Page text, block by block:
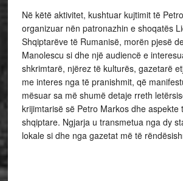
Në këtë aktivitet, kushtuar kujtimit të
organizuar nën patronazhin e shoqatës
Shqiptarëve të Rumanisë, morën pjesë
Manolescu si dhe një audiencë e
shkrimtarë, njërez të kulturës, gazetarë
me interes nga të pranishmit, që
mësuar sa më shumë detaje rreth
krijimtarisë së Petro Markos dhe aspekte
shqiptare. Ngjarja u transmetua nga dy
lokale si dhe nga gazetat më të